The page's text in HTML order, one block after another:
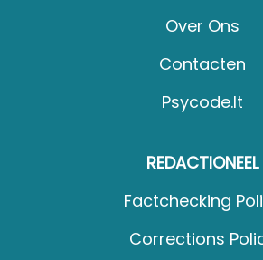
Over Ons
Contacten
Psycode.it
REDACTIONEEL
Factchecking
Corrections